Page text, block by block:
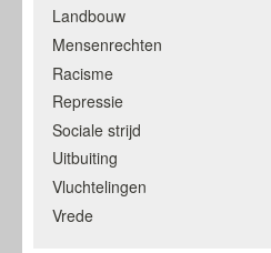
Landbouw
Mensenrechten
Racisme
Repressie
Sociale strijd
Uitbuiting
Vluchtelingen
Vrede